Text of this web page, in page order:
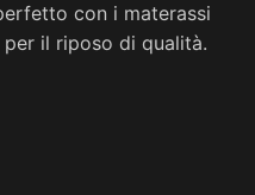
con i materassi
il riposo di qualità.